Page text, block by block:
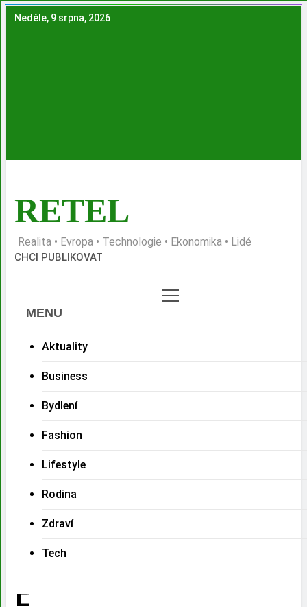
Skip
to
Neděle, 9 srpna, 2026
RETEL
Realita • Evropa • Technologie • Ekonomika • Lidé
CHCI PUBLIKOVAT
MENU
Aktuality
Business
Bydlení
Fashion
Lifestyle
Rodina
Zdraví
Tech